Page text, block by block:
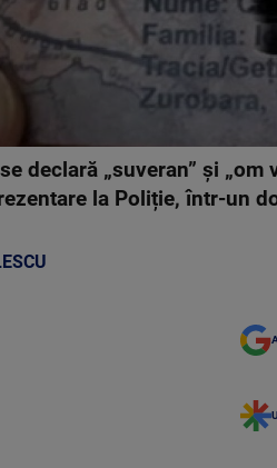
declară „suveran” și
la Poliție, într-un